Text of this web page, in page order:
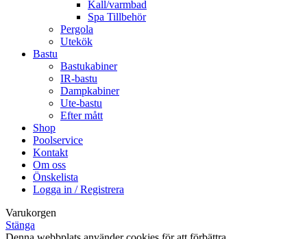
Kall/varmbad
Spa Tillbehör
Pergola
Utekök
Bastu
Bastukabiner
IR-bastu
Dampkabiner
Ute-bastu
Efter mått
Shop
Poolservice
Kontakt
Om oss
Önskelista
Logga in / Registrera
Varukorgen
Stänga